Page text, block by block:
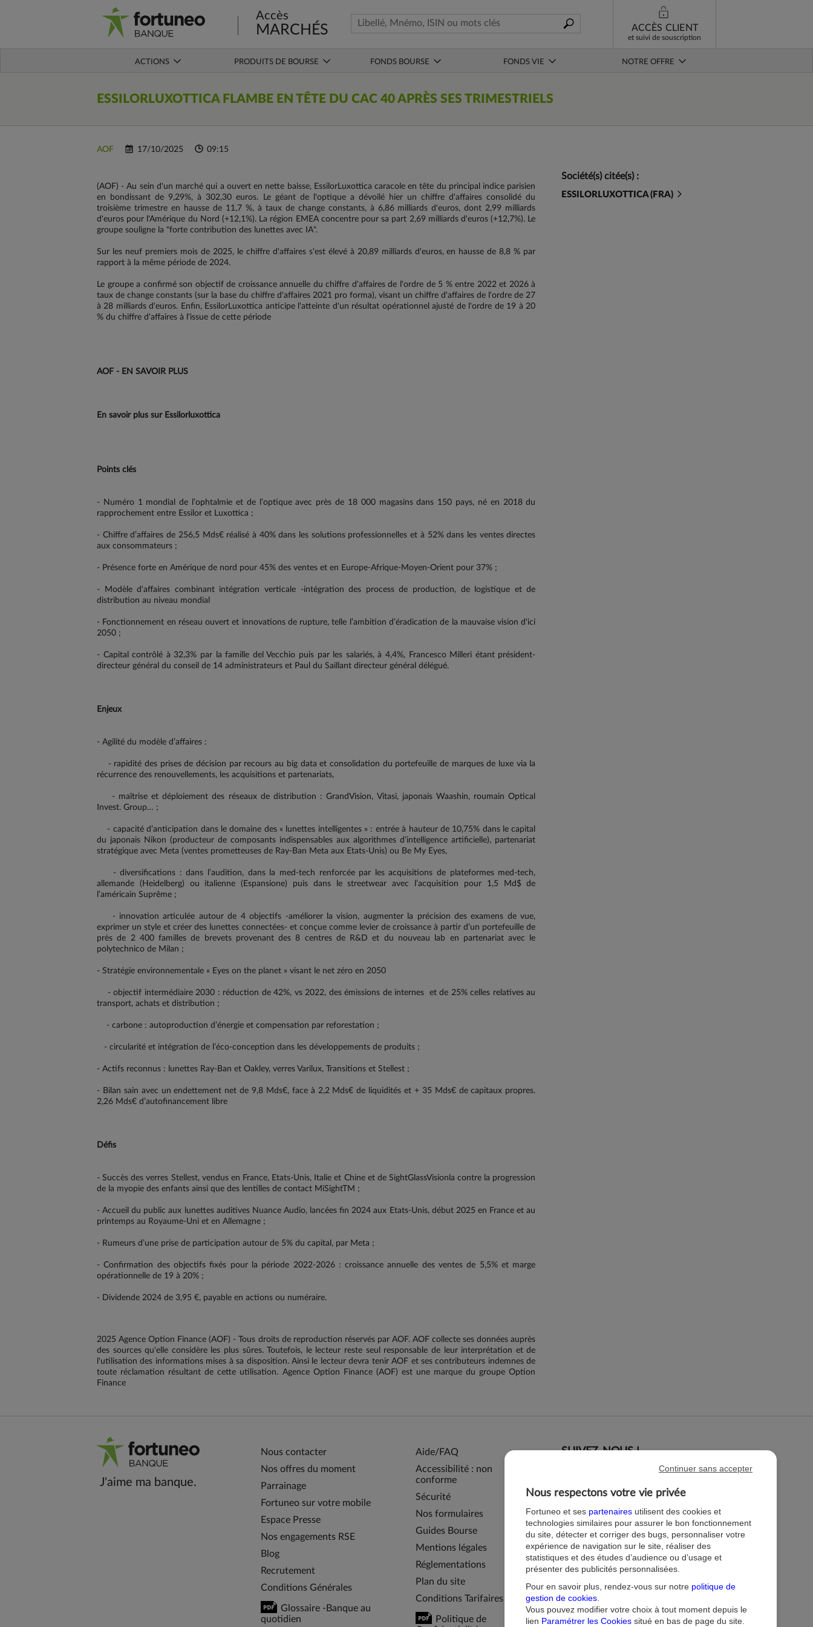
Accès
MARCHÉS ACCÈS CLIENT
et suivi de souscription
ACTIONS PRODUITS DE BOURSE FONDS BOURSE FONDS VIE NOTRE OFFRE
ESSILORLUXOTTICA FLAMBE EN TÊTE DU CAC 40 APRÈS SES TRIMESTRIELS
AOF 17/10/2025 09:15
(AOF) - Au sein d'un marché qui a ouvert en nette baisse, EssilorLuxottica caracole en tête du principal indice parisien
en bondissant de 9,29%, à 302,30 euros. Le géant de l'optique a dévoilé hier un chiffre d'affaires consolidé du
troisième trimestre en hausse de 11,7 %, à taux de change constants, à 6,86 milliards d'euros, dont 2,99 milliards
d'euros pour l'Amérique du Nord (+12,1%). La région EMEA concentre pour sa part 2,69 milliards d'euros (+12,7%). Le
groupe souligne la "forte contribution des lunettes avec IA".
Sur les neuf premiers mois de 2025, le chiffre d'affaires s'est élevé à 20,89 milliards d'euros, en hausse de 8,8 % par
rapport à la même période de 2024.
Le groupe a confirmé son objectif de croissance annuelle du chiffre d'affaires de l'ordre de 5 % entre 2022 et 2026 à
taux de change constants (sur la base du chiffre d'affaires 2021 pro forma), visant un chiffre d'affaires de l'ordre de 27
à 28 milliards d'euros. Enfin, EssilorLuxottica anticipe l'atteinte d'un résultat opérationnel ajusté de l'ordre de 19 à 20
% du chiffre d'affaires à l'issue de cette période
AOF - EN SAVOIR PLUS
En savoir plus sur Essilorluxottica
Points clés
- Numéro 1 mondial de l’ophtalmie et de l’optique avec près de 18 000 magasins dans 150 pays, né en 2018 du
rapprochement entre Essilor et Luxottica ;
- Chiffre d’affaires de 256,5 Mds€ réalisé à 40% dans les solutions professionnelles et à 52% dans les ventes directes
aux consommateurs ;
- Présence forte en Amérique de nord pour 45% des ventes et en Europe-Afrique-Moyen-Orient pour 37% ;
- Modèle d'affaires combinant intégration verticale -intégration des process de production, de logistique et de
distribution au niveau mondial
- Fonctionnement en réseau ouvert et innovations de rupture, telle l’ambition d’éradication de la mauvaise vision d'ici
2050 ;
- Capital contrôlé à 32,3% par la famille del Vecchio puis par les salariés, à 4,4%, Francesco Milleri étant président-
directeur général du conseil de 14 administrateurs et Paul du Saillant directeur général délégué.
Enjeux
- Agilité du modèle d’affaires :
- rapidité des prises de décision par recours au big data et consolidation du portefeuille de marques de luxe via la
récurrence des renouvellements, les acquisitions et partenariats,
- maîtrise et déploiement des réseaux de distribution : GrandVision, Vitasi, japonais Waashin, roumain Optical
Invest. Group… ;
- capacité d’anticipation dans le domaine des « lunettes intelligentes » : entrée à hauteur de 10,75% dans le capital
du japonais Nikon (producteur de composants indispensables aux algorithmes d’intelligence artificielle), partenariat
stratégique avec Meta (ventes prometteuses de Ray-Ban Meta aux Etats-Unis) ou Be My Eyes,
- diversifications : dans l’audition, dans la med-tech renforcée par les acquisitions de plateformes med-tech,
allemande (Heidelberg) ou italienne (Espansione) puis dans le streetwear avec l’acquisition pour 1,5 Md$ de
l’américain Suprême ;
- innovation articulée autour de 4 objectifs -améliorer la vision, augmenter la précision des examens de vue,
exprimer un style et créer des lunettes connectées- et conçue comme levier de croissance à partir d’un portefeuille de
près de 2 400 familles de brevets provenant des 8 centres de R&D et du nouveau lab en partenariat avec le
polytechnico de Milan ;
- Stratégie environnementale « Eyes on the planet » visant le net zéro en 2050
- objectif intermédiaire 2030 : réduction de 42%, vs 2022, des émissions de internes et de 25% celles relatives au
transport, achats et distribution ;
- carbone : autoproduction d’énergie et compensation par reforestation ;
- circularité et intégration de l’éco-conception dans les développements de produits ;
- Actifs reconnus : lunettes Ray-Ban et Oakley, verres Varilux, Transitions et Stellest ;
- Bilan sain avec un endettement net de 9,8 Mds€, face à 2,2 Mds€ de liquidités et + 35 Mds€ de capitaux propres.
2,26 Mds€ d’autofinancement libre
Défis
- Succès des verres Stellest, vendus en France, Etats-Unis, Italie et Chine et de SightGlassVisionla contre la progression
de la myopie des enfants ainsi que des lentilles de contact MiSightTM ;
- Accueil du public aux lunettes auditives Nuance Audio, lancées fin 2024 aux Etats-Unis, début 2025 en France et au
printemps au Royaume-Uni et en Allemagne ;
- Rumeurs d’une prise de participation autour de 5% du capital, par Meta ;
- Confirmation des objectifs fixés pour la période 2022-2026 : croissance annuelle des ventes de 5,5% et marge
opérationnelle de 19 à 20% ;
- Dividende 2024 de 3,95 €, payable en actions ou numéraire.
2025 Agence Option Finance (AOF) - Tous droits de reproduction réservés par AOF. AOF collecte ses données auprès
des sources qu'elle considère les plus sûres. Toutefois, le lecteur reste seul responsable de leur interprétation et de
l'utilisation des informations mises à sa disposition. Ainsi le lecteur devra tenir AOF et ses contributeurs indemnes de
toute réclamation résultant de cette utilisation. Agence Option Finance (AOF) est une marque du groupe Option
Finance
Société(s) citée(s) :
ESSILORLUXOTTICA (FRA)
J'aime ma banque.
Nous contacter
Nos offres du moment
Parrainage
Fortuneo sur votre mobile
Espace Presse
Nos engagements RSE
Blog
Recrutement
Conditions Générales
Glossaire -Banque au
quotidien
Aide/FAQ
Accessibilité : non
conforme
Sécurité
Nos formulaires
Guides Bourse
Mentions légales
Réglementations
Plan du site
Conditions Tarifaires
Politique de
SUIVEZ-NOUS !
Nous respectons votre vie privée
Fortuneo et ses partenaires utilisent des cookies et
technologies similaires pour assurer le bon fonctionnement
du site, détecter et corriger des bugs, personnaliser votre
expérience de navigation sur le site, réaliser des
statistiques et des études d’audience ou d’usage et
présenter des publicités personnalisées.
Pour en savoir plus, rendez-vous sur notre politique de
gestion de cookies
Vous pouvez modifier votre choix à tout moment depuis le
lien Paramétrer les Cookies situé en bas de page du site.
Continuer sans accepter